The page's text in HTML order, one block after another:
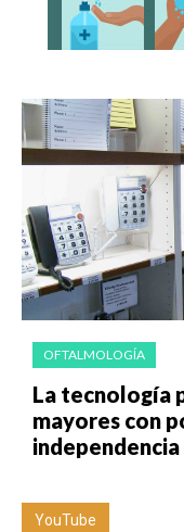
OFTALMOLOGÍA
La tecnología
mayores con
independencia
YouTube